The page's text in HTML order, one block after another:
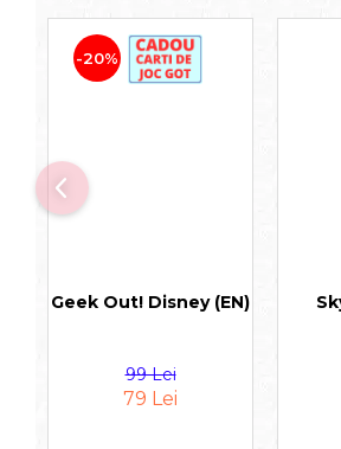
-20%
Geek Out! Disney (EN)
99 Lei
79 Lei